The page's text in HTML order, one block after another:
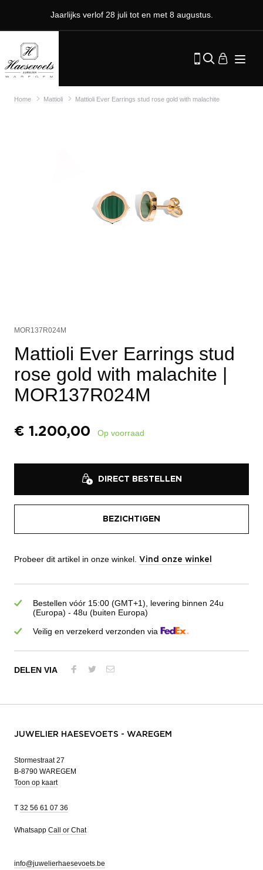
Jaarlijks verlof 28 juli tot en met 8 augustus.
Home Mattioli Mattioli Ever Earrings stud rose gold with malachite
MOR137R024M
Mattioli Ever Earrings stud
rose gold with malachite |
MOR137R024M
€ 1.200,00 Op voorraad
DIRECT BESTELLEN
BEZICHTIGEN
Probeer dit artikel in onze winkel. Vind onze winkel
Bestellen vóór 15:00 (GMT+1), levering binnen 24u
(Europa) - 48u (buiten Europa)
Veilig en verzekerd verzonden via
DELEN VIA
JUWELIER HAESEVOETS - WAREGEM
Stormestraat 27
B-8790 WAREGEM
Toon op kaart
T 32 56 61 07 36
Whatsapp Call or Chat
info@juwelierhaesevoets.be